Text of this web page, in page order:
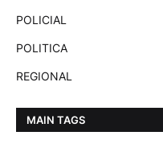
POLICIAL
POLITICA
REGIONAL
MAIN TAGS